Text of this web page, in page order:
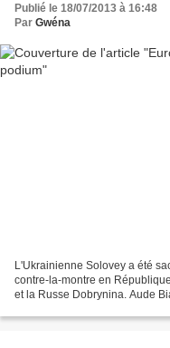
Publié le 18/07/2013 à 16:48
Par Gwéna
L'Ukrainienne Solovey a été
contre-la-montre en
et la Russe Dobrynina. Aude